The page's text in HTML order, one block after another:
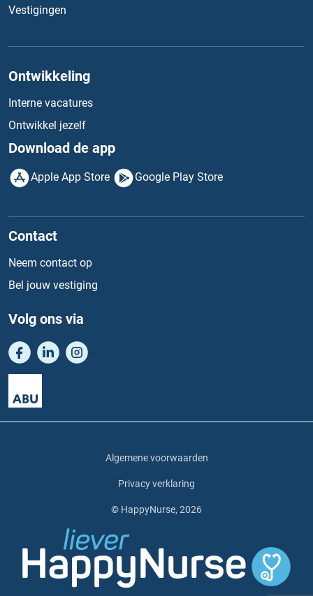
Vestigingen
Ontwikkeling
Interne vacatures
Ontwikkel jezelf
Download de app
Apple App Store Google Play Store
Contact
Neem contact op
Bel jouw vestiging
Volg ons via
Algemene voorwaarden
Privacy verklaring
© HappyNurse, 2026